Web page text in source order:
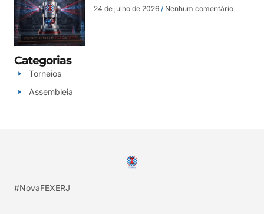
24 de julho de 2026 Nenhum comentário
Categorias
Torneios
Assembleia
#NovaFEXERJ